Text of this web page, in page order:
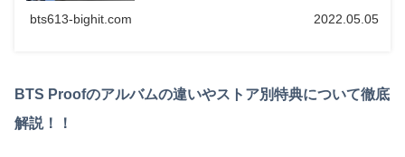
bts613-bighit.com 2022.05.05
BTS Proofのアルバムの違いやストア別特典について徹底
解説！！